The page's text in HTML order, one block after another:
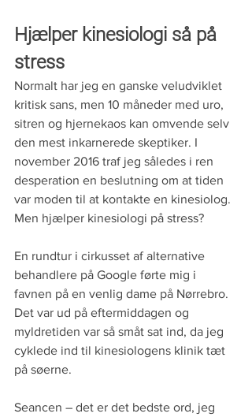
Hjælper kinesiologi så på
stress
Normalt har jeg en ganske veludviklet
kritisk sans, men 10 måneder med uro,
sitren og hjernekaos kan omvende selv
den mest inkarnerede skeptiker. I
november 2016 traf jeg således i ren
desperation en beslutning om at tiden
var moden til at kontakte en kinesiolog.
Men hjælper kinesiologi på stress?
En rundtur i cirkusset af alternative
behandlere på Google førte mig i
favnen på en venlig dame på Nørrebro.
Det var ud på eftermiddagen og
myldretiden var så småt sat ind, da jeg
cyklede ind til kinesiologens klinik tæt
på søerne.
Seancen – det er det bedste ord, jeg